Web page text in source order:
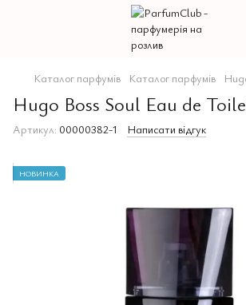
Каталог парфумів Каталог парфумів
Hugo Boss Soul Eau de
Артикул: 00000382-1 Написати відгук
НОВИНКА